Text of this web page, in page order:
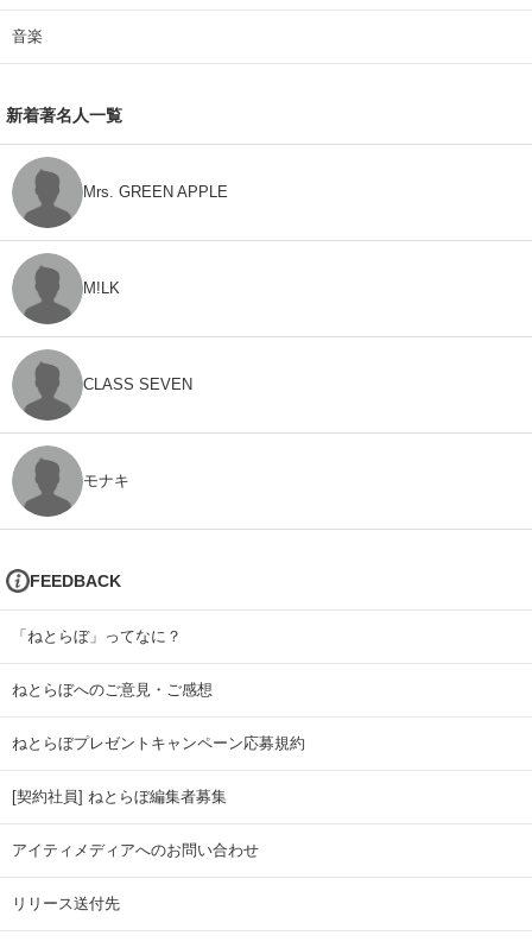
音楽
新着著名人一覧
Mrs. GREEN APPLE
M!LK
CLASS SEVEN
モナキ
FEEDBACK
「ねとらぼ」ってなに？
ねとらぼへのご意見・ご感想
ねとらぼプレゼントキャンペーン応募規約
[契約社員] ねとらぼ編集者募集
アイティメディアへのお問い合わせ
リリース送付先